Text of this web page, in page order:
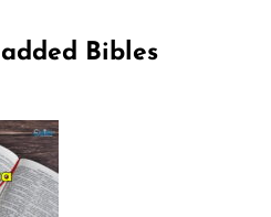
Bibles